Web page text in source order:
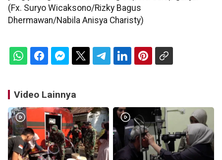
(Fx. Suryo Wicaksono/Rizky Bagus
Dhermawan/Nabila Anisya Charisty)
Video Lainnya